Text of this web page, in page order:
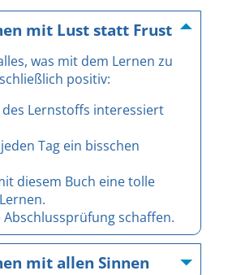
mit Lust statt Frust
was mit dem Lernen zu
positiv:
Lernstoffs interessiert
Tag ein bisschen
diesem Buch eine tolle
Abschlussprüfung schaffen.
mit allen Sinnen